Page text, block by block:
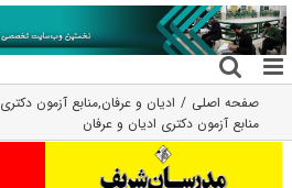
رفتن
به
محتوا
صفحه اصلی ادیان و عرفان,منابع آزمون دکتری
منابع آزمون دکتری ادیان و عرفان